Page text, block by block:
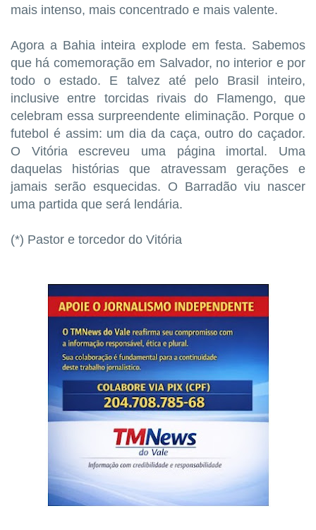
mais intenso, mais concentrado e mais valente.
Agora a Bahia inteira explode em festa. Sabemos
que há comemoração em Salvador, no interior e por
todo o estado. E talvez até pelo Brasil inteiro,
inclusive entre torcidas rivais do Flamengo, que
celebram essa surpreendente eliminação. Porque o
futebol é assim: um dia da caça, outro do caçador.
O Vitória escreveu uma página imortal. Uma
daquelas histórias que atravessam gerações e
jamais serão esquecidas. O Barradão viu nascer
uma partida que será lendária.
(*) Pastor e torcedor do Vitória